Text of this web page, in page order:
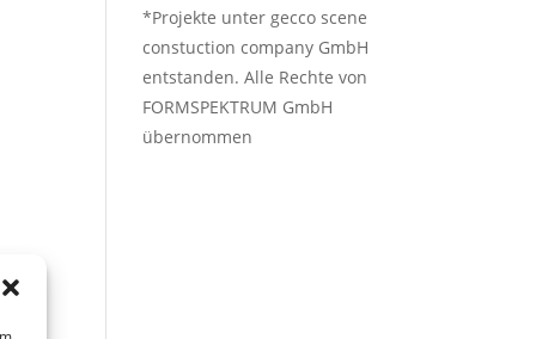
*Projekte unter gecco scene
constuction company GmbH
entstanden. Alle Rechte von
FORMSPEKTRUM GmbH
übernommen